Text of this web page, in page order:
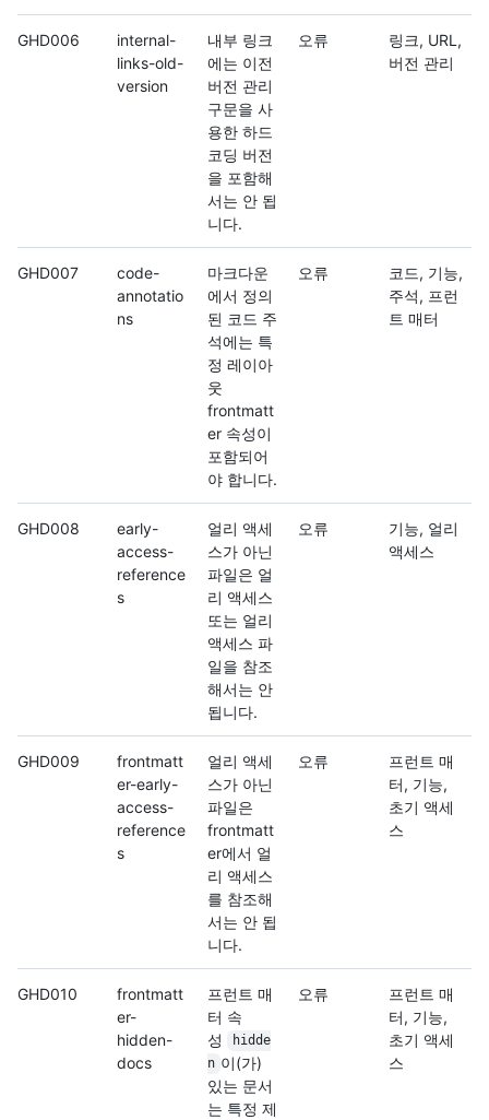
GHD006
internal-
links-old-
version
내부 링크
에는 이전
버전 관리
구문을 사
용한 하드
코딩 버전
을 포함해
서는 안 됩
니다.
오류
링크, URL,
버전 관리
GHD007
code-
annotatio
ns
마크다운
에서 정의
된 코드 주
석에는 특
정 레이아
웃
frontmatt
er 속성이
포함되어
야 합니다.
오류
코드, 기능,
주석, 프런
트 매터
GHD008
early-
access-
reference
s
얼리 액세
스가 아닌
파일은 얼
리 액세스
또는 얼리
액세스 파
일을 참조
해서는 안
됩니다.
오류
기능, 얼리
액세스
GHD009
frontmatt
er-early-
access-
reference
s
얼리 액세
스가 아닌
파일은
frontmatt
er에서 얼
리 액세스
를 참조해
서는 안 됩
니다.
오류
프런트 매
터, 기능,
초기 액세
스
GHD010
frontmatt
er-
hidden-
docs
프런트 매
터 속
성
hidde
n 이(가)
있는 문서
는 특정 제
오류
프런트 매
터, 기능,
초기 액세
스